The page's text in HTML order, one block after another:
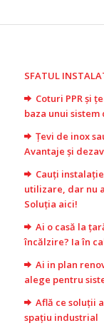
SFATUL
Coturi PPR și
baza unui
Țevi de inox
Avantaje și
Cauți
utilizare, dar nu
Soluția aici!
Ai o casă la
încălzire? Ia în
Ai in plan
alege pentru
Află ce soluții
spațiu industrial